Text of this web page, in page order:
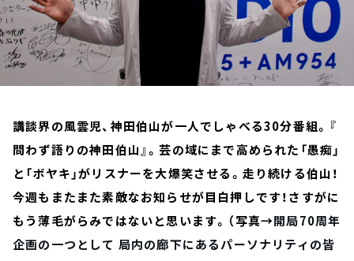
講談界の風雲児、神田伯山が一人でしゃべる30分番組。『
問わず語りの神田伯山』。芸の域にまで高められた「愚痴」
と「ボヤキ」がリスナーを大爆笑させる。走り続ける伯山！
今週もまたまた素敵なお知らせが目白押しです！さすがに
もう薄毛がらみではないと思います。（写真→開局70周年
企画の一つとして 局内の廊下にあるパーソナリティの皆